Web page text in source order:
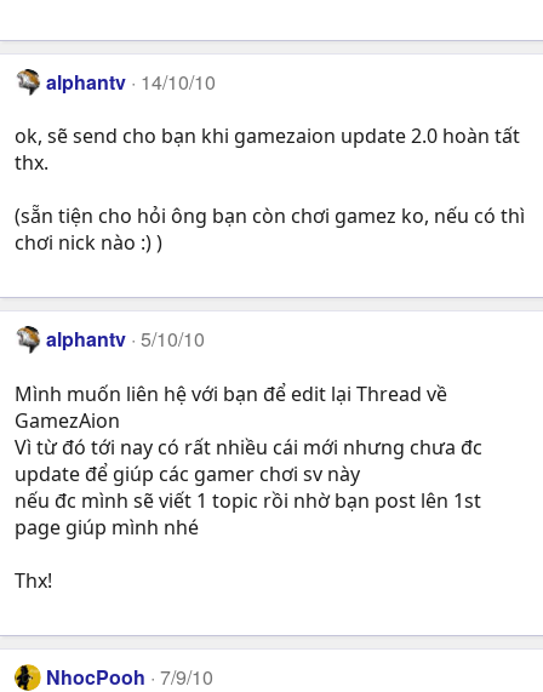
alphantv 14/10/10
ok, sẽ send cho bạn khi gamezaion update 2.0 hoàn tất
thx.
(sẵn tiện cho hỏi ông bạn còn chơi gamez ko, nếu có thì
chơi nick nào :) )
alphantv 5/10/10
Mình muốn liên hệ với bạn để edit lại Thread về
GamezAion
Vì từ đó tới nay có rất nhiều cái mới nhưng chưa đc
update để giúp các gamer chơi sv này
nếu đc mình sẽ viết 1 topic rồi nhờ bạn post lên 1st
page giúp mình nhé
Thx!
NhocPooh 7/9/10